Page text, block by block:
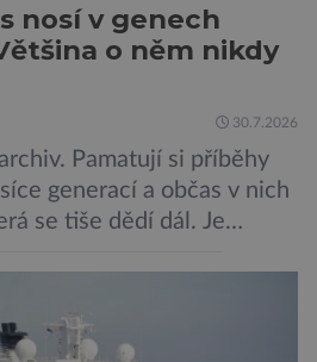
nosí v genech
o něm nikdy
30.7.2026
Pamatují si příběhy
generací a občas v nich
se tiše dědí dál. Je
zdraví jeho dítěte. Právě
onemocnění,